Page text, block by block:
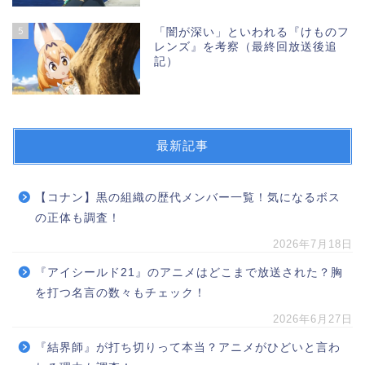
5
「闇が深い」といわれる『けものフ
レンズ』を考察（最終回放送後追
記）
最新記事
【コナン】黒の組織の歴代メンバー一覧！気になるボス
の正体も調査！
2026年7月18日
『アイシールド21』のアニメはどこまで放送された？胸
を打つ名言の数々もチェック！
2026年6月27日
『結界師』が打ち切りって本当？アニメがひどいと言わ